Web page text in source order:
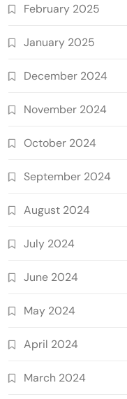
February 2025
January 2025
December 2024
November 2024
October 2024
September 2024
August 2024
July 2024
June 2024
May 2024
April 2024
March 2024